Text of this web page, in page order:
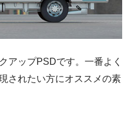
アップPSDです。一番よく
されたい方にオススメの素